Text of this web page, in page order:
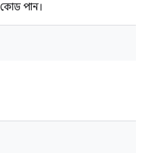
কোড পান।